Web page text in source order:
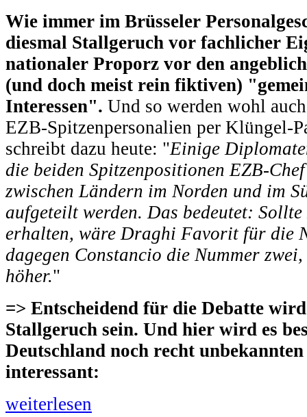
Wie immer im Brüsseler
diesmal Stallgeruch vor fachlicher
nationaler Proporz vor den
(und doch meist rein fiktiven)
Interessen". Und so werden wohl
EZB-Spitzenpersonalien per Klüngel-
schreibt dazu heute: "Einige
die beiden Spitzenpositionen EZB-
zwischen Ländern im Norden und im
aufgeteilt werden. Das bedeutet: Sollte
erhalten, wäre Draghi Favorit für die
dagegen Constancio die Nummer
höher."
=> Entscheidend für die Debatte
Stallgeruch sein. Und hier wird es
Deutschland noch recht
interessant:
weiterlesen